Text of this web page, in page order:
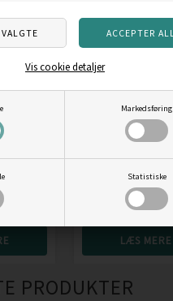
Markedsføring
Statistiske
Vis cookie detaljer
Skarp
pris
Women regnsæt
899,00
DKK
LÆS MERE
PRODUKTER